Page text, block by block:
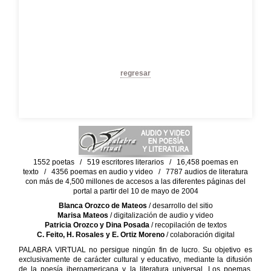
regresar
1552 poetas / 519 escritores literarios / 16,458 poemas en
texto / 4356 poemas en audio y video / 7787 audios de literatura
con más de 4,500 millones de accesos a las diferentes páginas del
portal a partir del 10 de mayo de 2004
Blanca Orozco de Mateos / desarrollo del sitio
Marisa Mateos / digitalización de audio y video
Patricia Orozco y Dina Posada/ recopilación de textos
C. Feito, H. Rosales y E. Ortiz Moreno/ colaboración digital
PALABRA VIRTUAL no persigue ningún fin de lucro. Su objetivo es
exclusivamente de carácter cultural y educativo, mediante la difusión
de la poesía iberoamericana y la literatura universal. Los poemas,